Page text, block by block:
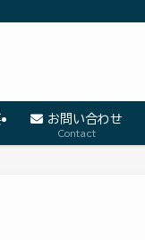
お問い合わせ
Contact